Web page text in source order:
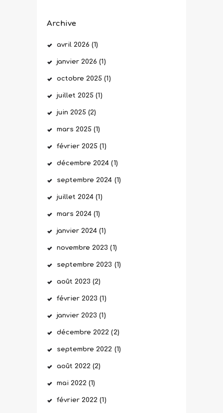
Archive
avril 2026 (1)
janvier2026 (1)
octobre2025 (1)
juillet2025 (1)
juin 2025 (2)
mars 2025 (1)
février2025 (1)
décembre2024 (1)
septembre2024 (1)
juillet2024 (1)
mars 2024 (1)
janvier2024 (1)
novembre2023 (1)
septembre2023 (1)
août 2023 (2)
février2023 (1)
janvier2023 (1)
décembre2022 (2)
septembre2022 (1)
août 2022 (2)
mai 2022 (1)
février2022 (1)